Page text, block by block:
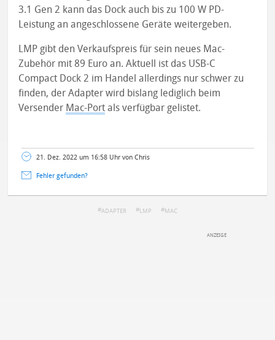
3.1 Gen 2 kann das Dock auch bis zu 100 W PD-
Leistung an angeschlossene Geräte weitergeben.
LMP gibt den Verkaufspreis für sein neues Mac-
Zubehör mit 89 Euro an. Aktuell ist das USB-C
Compact Dock 2 im Handel allerdings nur schwer zu
finden, der Adapter wird bislang lediglich beim
Versender Mac-Port als verfügbar gelistet.
21. Dez. 2022 um 16:58 Uhr von Chris
Fehler gefunden?
ADAPTER LMP MAC